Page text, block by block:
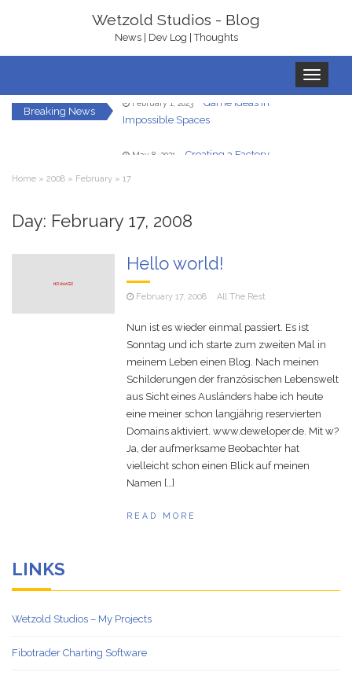
Wetzold Studios - Blog
News | Dev Log | Thoughts
Toggle
navigation
Breaking News
Impossible Spaces
Days for Ludum Dare
Rumble – With bHaptics
Virtual Reality – A Hand HUD
December 5, 2020
Redirected Walking
October 23, 2020
Your Own Virtual
Reality Gallery
Game Ideas in
Impossible Spaces
Home » 2008 » February » 17
Day: February 17, 2008
Hello world!
February 17, 2008 All The Rest
Nun ist es wieder einmal passiert. Es ist
Sonntag und ich starte zum zweiten Mal in
meinem Leben einen Blog. Nach meinen
Schilderungen der französischen Lebenswelt
aus Sicht eines Ausländers habe ich heute
eine meiner schon langjährig reservierten
Domains aktiviert. www.deweloper.de. Mit w?
Ja, der aufmerksame Beobachter hat
vielleicht schon einen Blick auf meinen
Namen […]
READ MORE
LINKS
Wetzold Studios – My Projects
Fibotrader Charting Software